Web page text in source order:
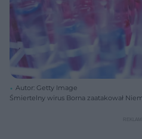
Autor: Getty Image
Śmiertelny wirus Borna zaatakował